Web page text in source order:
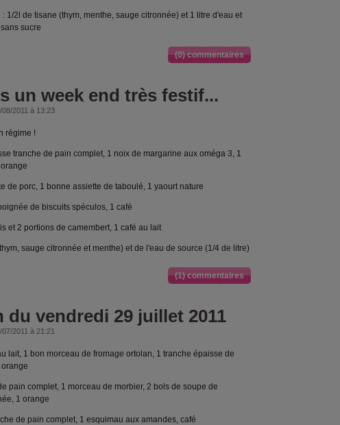
1/2l de tisane (thym, menthe, sauge citronnée) et 1 litre d'eau et
sucre
(0) commentaires
un week end très festif...
08/2011 à 13:23
régime !
tranche de pain complet, 1 noix de margarine aux oméga 3, 1
de porc, 1 bonne assiette de taboulé, 1 yaourt nature
de biscuits spéculos, 1 café
et 2 portions de camembert, 1 café au lait
sauge citronnée et menthe) et de l'eau de source (1/4 de litre)
(1) commentaires
du vendredi 29 juillet 2011
07/2011 à 21:21
lait, 1 bon morceau de fromage ortolan, 1 tranche épaisse de
pain complet, 1 morceau de morbier, 2 bols de soupe de
1 orange
de pain complet, 1 esquimau aux amandes, café